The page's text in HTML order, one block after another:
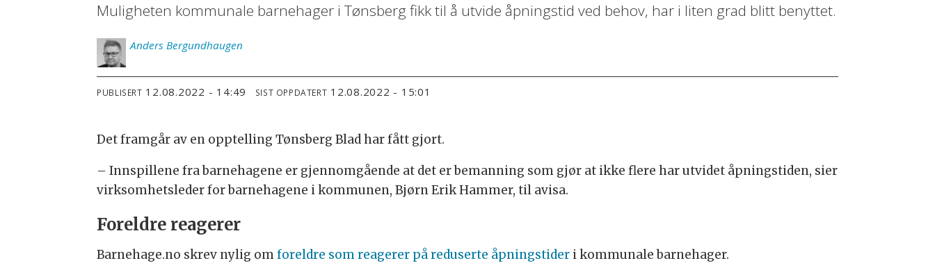
Muligheten kommunale barnehager i Tønsberg fikk til å utvide åpningstid ved behov, har i liten grad blitt benyttet.
Anders Bergundhaugen
PUBLISERT 12.08.2022 - 14:49 SIST OPPDATERT 12.08.2022 - 15:01
Det framgår av en opptelling Tønsberg Blad har fått gjort.
– Innspillene fra barnehagene er gjennomgående at det er bemanning som gjør at ikke flere har utvidet åpningstiden, sier
virksomhetsleder for barnehagene i kommunen, Bjørn Erik Hammer, til avisa.
Foreldre reagerer
Barnehage.no skrev nylig omforeldre som reagerer på reduserte åpningstider i kommunale barnehager.